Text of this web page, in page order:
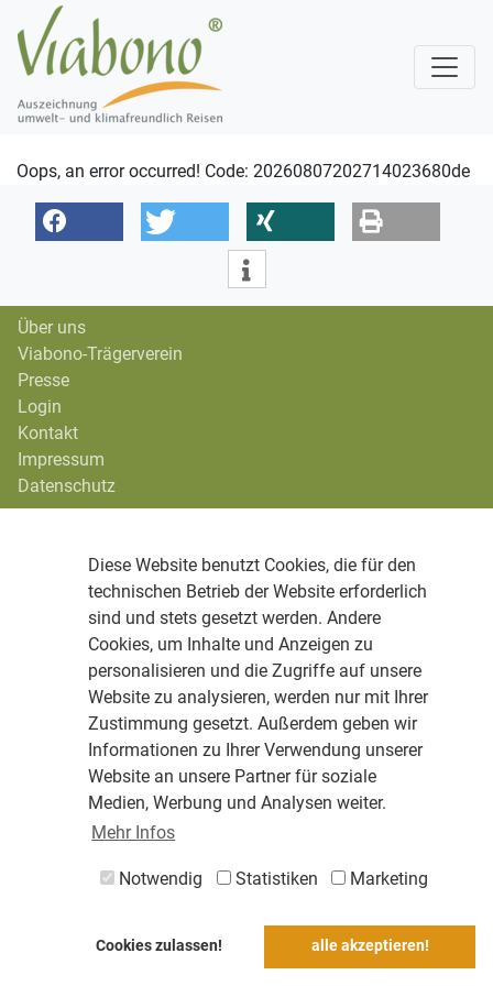
Diese Website benutzt Cookies, die für den
technischen Betrieb der Website erforderlich
sind und stets gesetzt werden. Andere
Cookies, um Inhalte und Anzeigen zu
personalisieren und die Zugriffe auf unsere
Website zu analysieren, werden nur mit Ihrer
Zustimmung gesetzt. Außerdem geben wir
Informationen zu Ihrer Verwendung unserer
Website an unsere Partner für soziale
Medien, Werbung und Analysen weiter.
Mehr Infos
Notwendig Statistiken Marketing
Cookies zulassen! alle akzeptieren!
Oops, an error occurred! Code: 20260807202714023680de
Über uns
Viabono-Trägerverein
Presse
Login
Kontakt
Impressum
Datenschutz